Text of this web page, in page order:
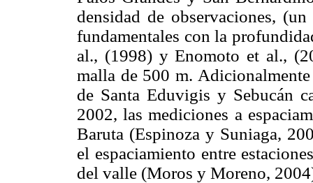
densidad de observaciones,
fundamentales con la
al., (1998) y Enomoto et al.,
malla de 500 m.
de Santa Eduvigis y Sebucán
2002, las mediciones a
Baruta (Espinoza y Suniaga,
el espaciamiento entre
del valle (Moros y Moreno,